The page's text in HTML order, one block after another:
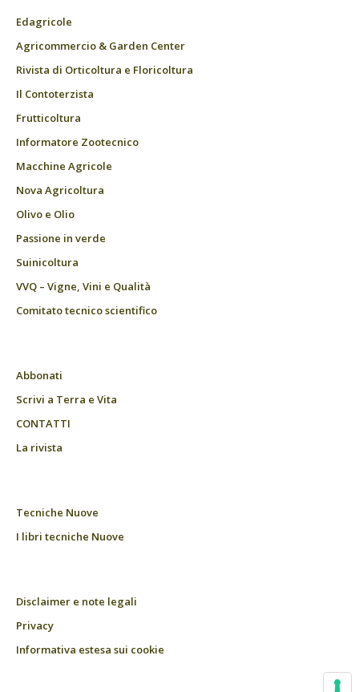
Edagricole
Agricommercio & Garden Center
Rivista di Orticoltura e Floricoltura
Il Contoterzista
Frutticoltura
Informatore Zootecnico
Macchine Agricole
Nova Agricoltura
Olivo e Olio
Passione in verde
Suinicoltura
VVQ – Vigne, Vini e Qualità
Comitato tecnico scientifico
Abbonati
Scrivi a Terra e Vita
CONTATTI
La rivista
Tecniche Nuove
I libri tecniche Nuove
Disclaimer e note legali
Privacy
Informativa estesa sui cookie